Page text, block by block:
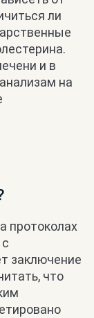
ли
и в
на
протоколах
заключение
что